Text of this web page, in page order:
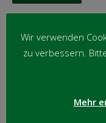
Wir verwenden
zu verbessern.
Mehr